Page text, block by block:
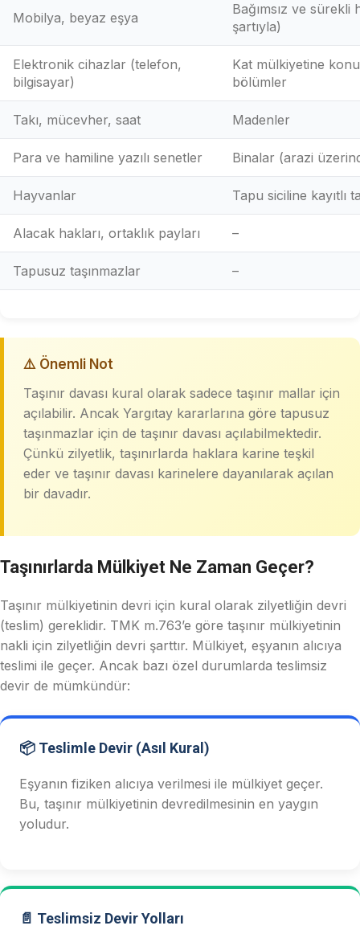
Mobilya, beyaz eşya
Bağımsız ve sürekli
şartıyla)
Elektronik cihazlar (telefon,
bilgisayar)
Kat mülkiyetine konu
bölümler
Takı, mücevher, saat Madenler
Para ve hamiline yazılı senetler Binalar (arazi
Hayvanlar Tapu siciline kayıtlı
Alacak hakları, ortaklık payları –
Tapusuz taşınmazlar –
⚠️ Önemli Not
Taşınır davası kural olarak sadece taşınır mallar için
açılabilir. Ancak Yargıtay kararlarına göre tapusuz
taşınmazlar için de taşınır davası açılabilmektedir.
Çünkü zilyetlik, taşınırlarda haklara karine teşkil
eder ve taşınır davası karinelere dayanılarak açılan
bir davadır.
Taşınırlarda Mülkiyet Ne Zaman Geçer?
Taşınır mülkiyetinin devri için kural olarak zilyetliğin devri
(teslim) gereklidir. TMK m.763’e göre taşınır mülkiyetinin
nakli için zilyetliğin devri şarttır. Mülkiyet, eşyanın alıcıya
teslimi ile geçer. Ancak bazı özel durumlarda teslimsiz
devir de mümkündür:
📦 Teslimle Devir (Asıl Kural)
Eşyanın fiziken alıcıya verilmesi ile mülkiyet geçer.
Bu, taşınır mülkiyetinin devredilmesinin en yaygın
yoludur.
📄 Teslimsiz Devir Yolları